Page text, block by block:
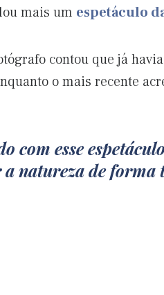
mais um espetáculo
contou que já
o mais recente
com esse
natureza de